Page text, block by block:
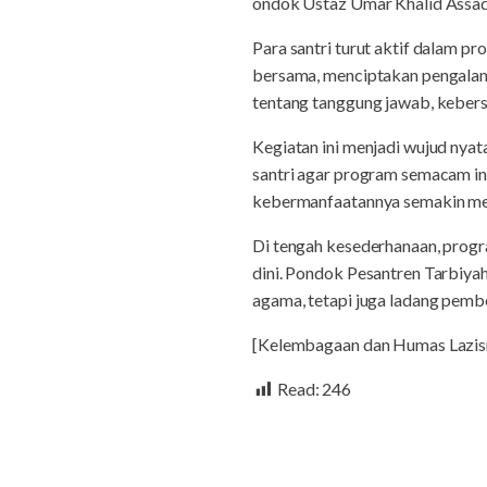
Para santri turut aktif dalam
bersama, menciptakan
tentang tanggung jawab,
Kegiatan ini menjadi wujud
santri agar program semacam
kebermanfaatannya semakin
Di tengah kesederhanaan,
dini. Pondok Pesantren
agama, tetapi juga ladang
[Kelembagaan dan Humas
Read: 246